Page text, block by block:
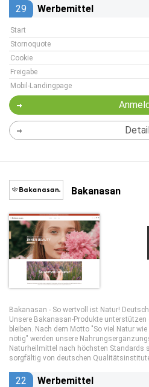
29 Werbemittel
Start
Stornoquote
Cookie
Freigabe
Mobil-Landingpage
Bakanasan
Bakanasan - So wertvoll ist Natur!
Unsere Bakanasan-Produkte
bleiben. Nach dem Motto "So viel Natur
nötig" werden unsere
Naturheilmittel nach höchsten Standards
sorgfältig von deutschen
22 Werbemittel